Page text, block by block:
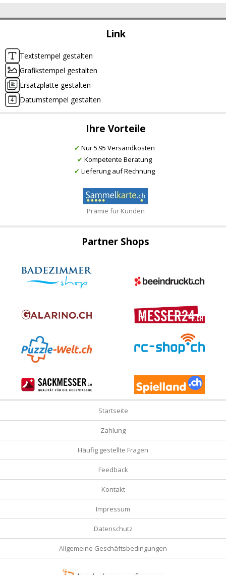
Link
Textstempel gestalten
Grafikstempel gestalten
Ersatzplatte gestalten
Datumstempel gestalten
Ihre Vorteile
✔ Nur 5.95 Versandkosten
✔ Kompetente Beratung
✔ Lieferung auf Rechnung
Prämie für Kunden
Partner Shops
Startseite
Zahlung
Häufig gestellte Fragen
Feedback
Kontakt
Impressum
Datenschutz
Allgemeine Geschäftsbedingungen